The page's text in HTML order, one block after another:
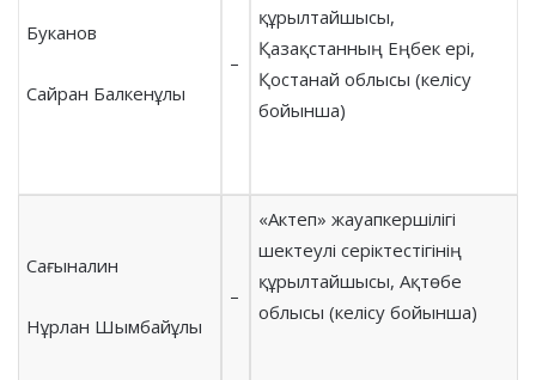
Буканов
Сайран Балкенұлы
–
құрылтайшысы,
Қазақстанның Еңбек ері,
Қостанай облысы (келісу
бойынша)
Сағыналин
Нұрлан Шымбайұлы
–
«Актеп» жауапкершілігі
шектеулі серіктестігінің
құрылтайшысы, Ақтөбе
облысы (келісу бойынша)